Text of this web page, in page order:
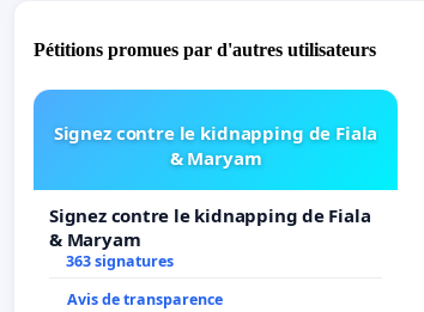
Pétitions promues par d'autres utilisateurs
Signez contre le kidnapping de Fiala
& Maryam
Signez contre le kidnapping de Fiala
& Maryam
363 signatures
Avis de transparence